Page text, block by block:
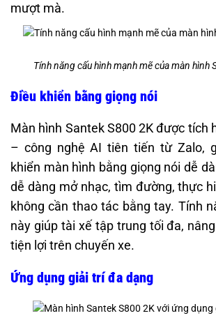
mượt mà.
Tính năng cấu hình mạnh mẽ của màn hình
Điều khiển bằng giọng nói
Màn hình Santek S800 2K được tích
– công nghệ AI tiên tiến từ Zalo,
khiển màn hình bằng giọng nói dễ
dễ dàng mở nhạc, tìm đường, thực
không cần thao tác bằng tay. Tính
này giúp tài xế tập trung tối đa,
tiện lợi trên chuyến xe.
Ứng dụng giải trí đa dạng